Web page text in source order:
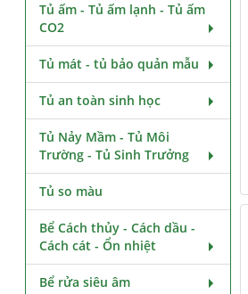
Tủ ấm - Tủ ấm lạnh - Tủ ấm
CO2
Tủ mát - tủ bảo quản mẫu
Tủ an toàn sinh học
Tủ Nảy Mầm - Tủ Môi
Trường - Tủ Sinh Trưởng
Tủ so màu
Bể Cách thủy - Cách dầu -
Cách cát - Ổn nhiệt
Bể rửa siêu âm